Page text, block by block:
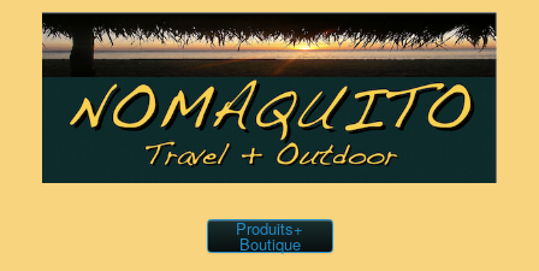
content
Produits+
Boutique